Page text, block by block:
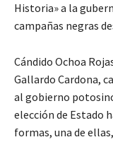
Historia» a la
campañas negras
Cándido Ochoa
Gallardo Cardona,
al gobierno
elección de Estado
formas, una de